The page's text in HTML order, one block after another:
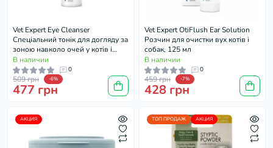
Vet Expert Eye Cleanser
Спеціальний тонік для догляду за
зоною навколо очей у котів і
собак, що страждають на
надмірну сльозотечу, 100 мл
В наличии
0
509 грн -6%
477 грн
Vet Expert OtiFlush Ear Solution
Розчин для очистки вух котів і
собак, 125 мл
В наличии
0
459 грн -7%
428 грн
АКЦИЯ ТОП ПРОДАЖ АКЦИЯ